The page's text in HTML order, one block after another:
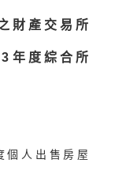
財產交易所
年度綜合所
人出售房屋